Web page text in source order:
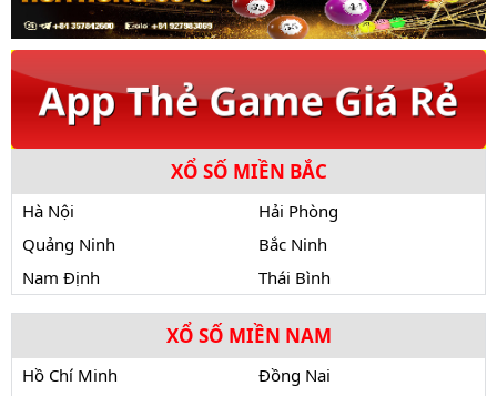
XỔ SỐ MIỀN BẮC
Hà Nội
Hải Phòng
Quảng Ninh
Bắc Ninh
Nam Định
Thái Bình
XỔ SỐ MIỀN NAM
Hồ Chí Minh
Đồng Nai